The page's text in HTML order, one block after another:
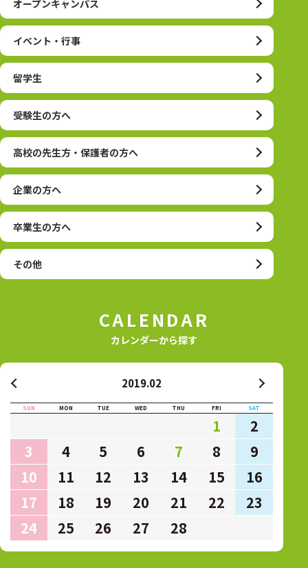
オープンキャンパス
イベント・行事
留学生
受験生の方へ
高校の先生方・保護者の方へ
企業の方へ
卒業生の方へ
その他
CALENDAR
カレンダーから探す
2019.02
SUN MON TUE WED THU FRI SAT
1
2
3
4 5 6 7 8
9
10
11 12 13 14 15
16
17
18 19 20 21 22
23
24
25 26 27 28